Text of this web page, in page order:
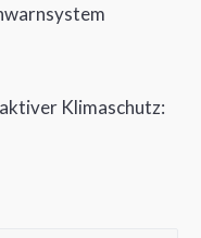
Klimaschutz: